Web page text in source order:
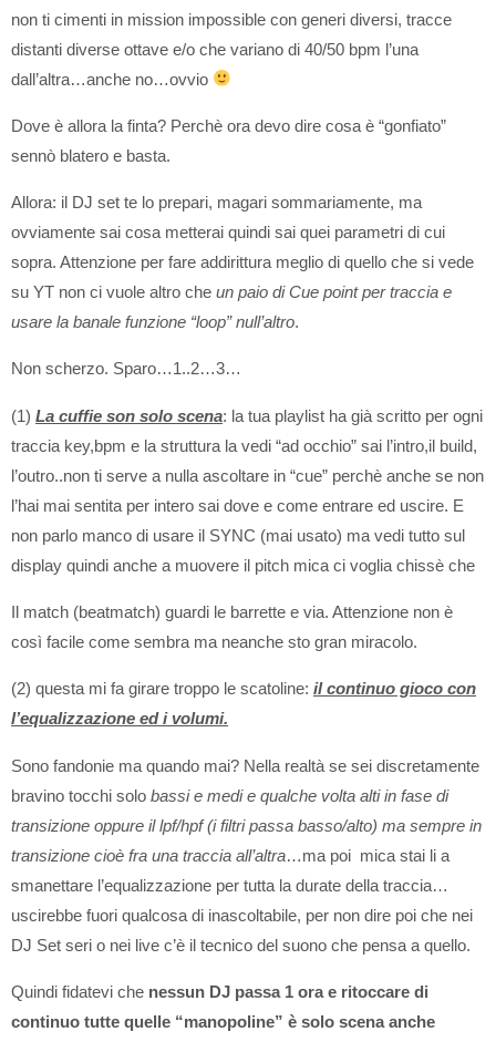
non ti cimenti in mission impossible con generi diversi, tracce
distanti diverse ottave e/o che variano di 40/50 bpm l’una
dall’altra…anche no…ovvio
Dove è allora la finta? Perchè ora devo dire cosa è “gonfiato”
sennò blatero e basta.
Allora: il DJ set te lo prepari, magari sommariamente, ma
ovviamente sai cosa metterai quindi sai quei parametri di cui
sopra. Attenzione per fare addirittura meglio di quello che si vede
su YT non ci vuole altro che un paio di Cue point per traccia e
usare la banale funzione “loop” null’altro.
Non scherzo. Sparo…1..2…3…
(1) La cuffie son solo scena: la tua playlist ha già scritto per ogni
traccia key,bpm e la struttura la vedi “ad occhio” sai l’intro,il build,
l’outro..non ti serve a nulla ascoltare in “cue” perchè anche se non
l’hai mai sentita per intero sai dove e come entrare ed uscire. E
non parlo manco di usare il SYNC (mai usato) ma vedi tutto sul
display quindi anche a muovere il pitch mica ci voglia chissè che
Il match (beatmatch) guardi le barrette e via. Attenzione non è
così facile come sembra ma neanche sto gran miracolo.
(2) questa mi fa girare troppo le scatoline: il continuo gioco con
l’equalizzazione ed i volumi.
Sono fandonie ma quando mai? Nella realtà se sei discretamente
bravino tocchi solo bassi e medi e qualche volta alti in fase di
transizione oppure il lpf/hpf (i filtri passa basso/alto) ma sempre in
transizione cioè fra una traccia all’altra…ma poi mica stai li a
smanettare l’equalizzazione per tutta la durate della traccia…
uscirebbe fuori qualcosa di inascoltabile, per non dire poi che nei
DJ Set seri o nei live c’è il tecnico del suono che pensa a quello.
Quindi fidatevi che nessun DJ passa 1 ora e ritoccare di
continuo tutte quelle “manopoline” è solo scena anche